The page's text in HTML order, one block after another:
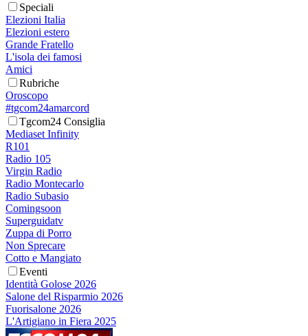
Speciali
Elezioni Italia
Elezioni estero
Grande Fratello
L'isola dei famosi
Amici
Rubriche
Oroscopo
#tgcom24amarcord
Tgcom24 Consiglia
Mediaset Infinity
R101
Radio 105
Virgin Radio
Radio Montecarlo
Radio Subasio
Comingsoon
Superguidatv
Zuppa di Porro
Non Sprecare
Cotto e Mangiato
Eventi
Identità Golose 2026
Salone del Risparmio 2026
Fuorisalone 2026
L'Artigiano in Fiera 2025